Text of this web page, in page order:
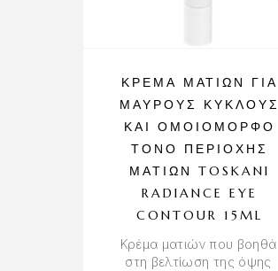
ΚΡΈΜΑ ΜΑΤΙΏΝ ΓΙΑ
ΜΑΎΡΟΥΣ ΚΎΚΛΟΥΣ
ΚΑΙ ΟΜΟΙΌΜΟΡΦΟ
ΤΌΝΟ ΠΕΡΙΟΧΉΣ
ΜΑΤΙΏΝ TOSKANI
RADIANCE EYE
CONTOUR 15ML
Κρέμα ματιών που βοηθά
στη βελτίωση της όψης